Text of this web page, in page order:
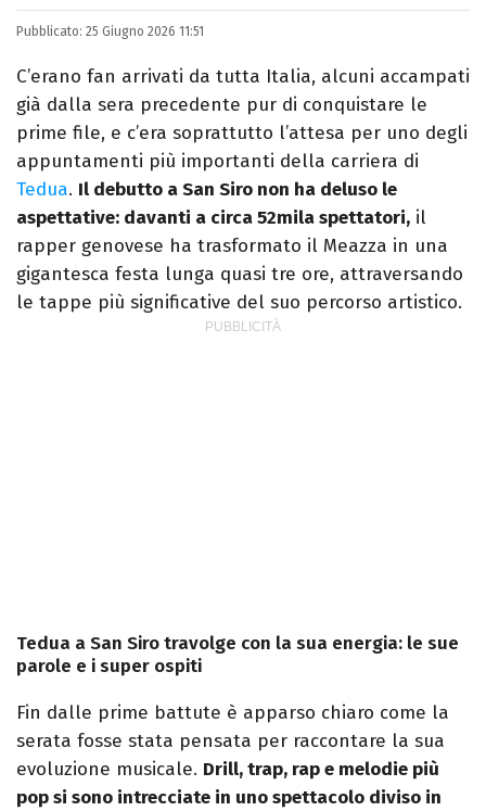
LINKEDIN
Si avvicina all'editoria studiando all'IED
come Fashion Editor. Si specializza poi in
Comunicazione digitale, Giornalismo e
Nuovi media presso La Sapienza,
collaborando con alcune testate ed uffici
stampa.
Pubblicato: 25 Giugno 2026 11:51
C’erano fan arrivati da tutta Italia, alcuni accampati
già dalla sera precedente pur di conquistare le
prime file, e c’era soprattutto l’attesa per uno degli
appuntamenti più importanti della carriera di
Tedua. Il debutto a San Siro non ha deluso le
aspettative: davanti a circa 52mila spettatori, il
rapper genovese ha trasformato il Meazza in una
gigantesca festa lunga quasi tre ore, attraversando
le tappe più significative del suo percorso artistico.
Tedua a San Siro travolge con la sua energia: le sue
parole e i super ospiti
Fin dalle prime battute è apparso chiaro come la
serata fosse stata pensata per raccontare la sua
evoluzione musicale. Drill, trap, rap e melodie più
pop si sono intrecciate in uno spettacolo diviso in